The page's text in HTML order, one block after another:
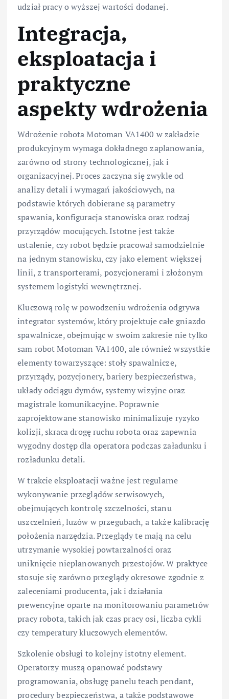
udział pracy o wyższej wartości dodanej.
Integracja,
eksploatacja i
praktyczne
aspekty wdrożenia
Wdrożenie robota Motoman VA1400 w zakładzie
produkcyjnym wymaga dokładnego zaplanowania,
zarówno od strony technologicznej, jak i
organizacyjnej. Proces zaczyna się zwykle od
analizy detali i wymagań jakościowych, na
podstawie których dobierane są parametry
spawania, konfiguracja stanowiska oraz rodzaj
przyrządów mocujących. Istotne jest także
ustalenie, czy robot będzie pracował samodzielnie
na jednym stanowisku, czy jako element większej
linii, z transporterami, pozycjonerami i złożonym
systemem logistyki wewnętrznej.
Kluczową rolę w powodzeniu wdrożenia odgrywa
integrator systemów, który projektuje całe gniazdo
spawalnicze, obejmując w swoim zakresie nie tylko
sam robot Motoman VA1400, ale również wszystkie
elementy towarzyszące: stoły spawalnicze,
przyrządy, pozycjonery, bariery bezpieczeństwa,
układy odciągu dymów, systemy wizyjne oraz
magistrale komunikacyjne. Poprawnie
zaprojektowane stanowisko minimalizuje ryzyko
kolizji, skraca drogę ruchu robota oraz zapewnia
wygodny dostęp dla operatora podczas załadunku i
rozładunku detali.
W trakcie eksploatacji ważne jest regularne
wykonywanie przeglądów serwisowych,
obejmujących kontrolę szczelności, stanu
uszczelnień, luzów w przegubach, a także kalibrację
położenia narzędzia. Przeglądy te mają na celu
utrzymanie wysokiej powtarzalności oraz
uniknięcie nieplanowanych przestojów. W praktyce
stosuje się zarówno przeglądy okresowe zgodnie z
zaleceniami producenta, jak i działania
prewencyjne oparte na monitorowaniu parametrów
pracy robota, takich jak czas pracy osi, liczba cykli
czy temperatury kluczowych elementów.
Szkolenie obsługi to kolejny istotny element.
Operatorzy muszą opanować podstawy
programowania, obsługę panelu teach pendant,
procedury bezpieczeństwa, a także podstawowe